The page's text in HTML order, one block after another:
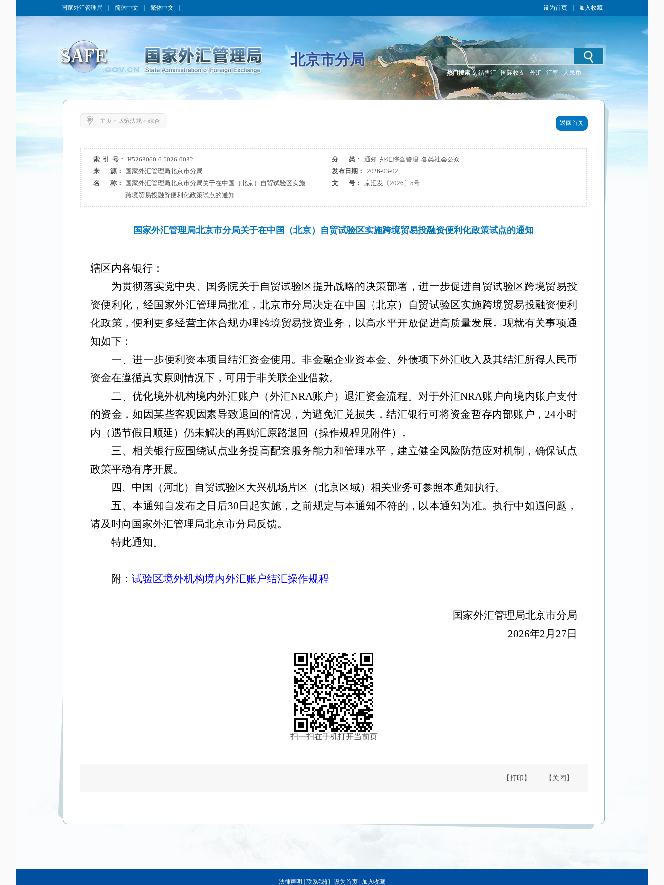
国家外汇管理局 简体中文 繁体中文 设为首页 加入收藏
北京市分局
热门搜索： 结售汇 国际收支 外汇 汇率 人民币
主页> 政策法规> 综合 返回首页
索 引 号： H5263060-6-2026-0032 分 类：
通知 外汇综合管理 各类社会公众
来 源：
国家外汇管理局北京市分局 发布日期：
2026-03-02
名 称：
国家外汇管理局北京市分局关于在中国（北京）自贸试验区实施
跨境贸易投融资便利化政策试点的通知
文 号： 京汇发〔2026〕5号
国家外汇管理局北京市分局关于在中国（北京）自贸试验区实施跨境贸易投融资便利化政策试点的通知
辖区内各银行：
为贯彻落实党中央、国务院关于自贸试验区提升战略的决策部署，进一步促进自贸试验区跨境贸易投
资便利化，经国家外汇管理局批准，北京市分局决定在中国（北京）自贸试验区实施跨境贸易投融资便利
化政策，便利更多经营主体合规办理跨境贸易投资业务，以高水平开放促进高质量发展。现就有关事项通
知如下：
一、进一步便利资本项目结汇资金使用。非金融企业资本金、外债项下外汇收入及其结汇所得人民币
资金在遵循真实原则情况下，可用于非关联企业借款。
二、优化境外机构境内外汇账户（外汇NRA账户）退汇资金流程。对于外汇NRA账户向境内账户支付
的资金，如因某些客观因素导致退回的情况，为避免汇兑损失，结汇银行可将资金暂存内部账户， 24小时
内（遇节假日顺延）仍未解决的再购汇原路退回（操作规程见附件）。
三、相关银行应围绕试点业务提高配套服务能力和管理水平，建立健全风险防范应对机制，确保试点
政策平稳有序开展。
四、中国（河北）自贸试验区大兴机场片区（北京区域）相关业务可参照本通知执行。
五、本通知自发布之日后30 日起实施，之前规定与本通知不符的，以本通知为准。执行中如遇问题，
请及时向国家外汇管理局北京市分局反馈。
特此通知。
附：试验区境外机构境内外汇账户结汇操作规程
国家外汇管理局北京市分局
2026年2月 27 日
扫一扫在手机打开当前页
【打印】 【关闭】
法律声明 联系我们 设为首页 加入收藏